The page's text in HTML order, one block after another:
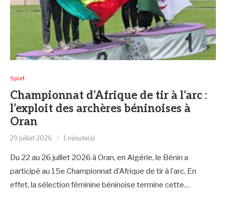
Sport
Championnat d’Afrique de tir à l’arc :
l’exploit des archères béninoises à
Oran
29 juillet 2026 1 minute(s)
Du 22 au 26 juillet 2026 à Oran, en Algérie, le Bénin a
participé au 15e Championnat d’Afrique de tir à l’arc. En
effet, la sélection féminine béninoise termine cette…